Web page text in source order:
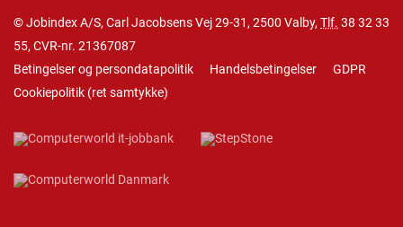
© Jobindex A/S, Carl Jacobsens Vej 29-31, 2500 Valby, Tlf. 38 32 33
55, CVR-nr. 21367087
Betingelser og persondatapolitik
Handelsbetingelser
GDPR
Cookiepolitik (ret samtykke)